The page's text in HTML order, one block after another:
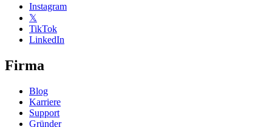
Instagram
𝕏
TikTok
LinkedIn
Firma
Blog
Karriere
Support
Gründer